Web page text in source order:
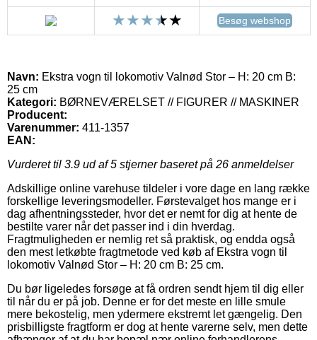
Besøg webshop
Navn: Ekstra vogn til lokomotiv Valnød Stor – H: 20 cm B:
25 cm
Kategori: BØRNEVÆRELSET // FIGURER // MASKINER
Producent:
Varenummer: 411-1357
EAN:
Vurderet til 3.9 ud af 5 stjerner baseret på 26 anmeldelser
Adskillige online varehuse tildeler i vore dage en lang række
forskellige leveringsmodeller. Førstevalget hos mange er i
dag afhentningssteder, hvor det er nemt for dig at hente de
bestilte varer når det passer ind i din hverdag.
Fragtmuligheden er nemlig ret så praktisk, og endda også
den mest letkøbte fragtmetode ved køb af Ekstra vogn til
lokomotiv Valnød Stor – H: 20 cm B: 25 cm.
Du bør ligeledes forsøge at få ordren sendt hjem til dig eller
til når du er på job. Denne er for det meste en lille smule
mere bekostelig, men ydermere ekstremt let gængelig. Den
prisbilligste fragtform er dog at hente varerne selv, men dette